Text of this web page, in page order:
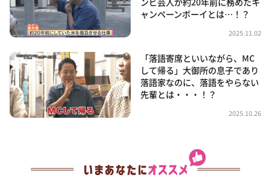
ャンペーンボーイとは…！？
2025.11.02
「落語寄席といいながら、MC
して帰る」大御所の息子であり
落語家なのに、落語をやらない
先輩とは・・・！？
2025.10.26